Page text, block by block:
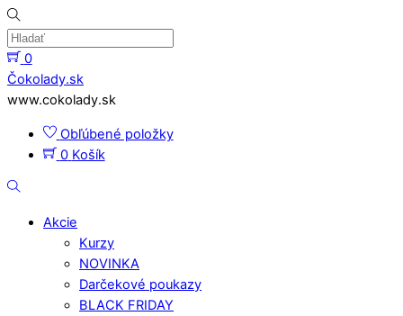
Skip
to
content
0
Menu
Čokolady.sk
www.cokolady.sk
Obľúbené položky
0 Košík
Hladať
Akcie
Kurzy
NOVINKA
Darčekové poukazy
BLACK FRIDAY